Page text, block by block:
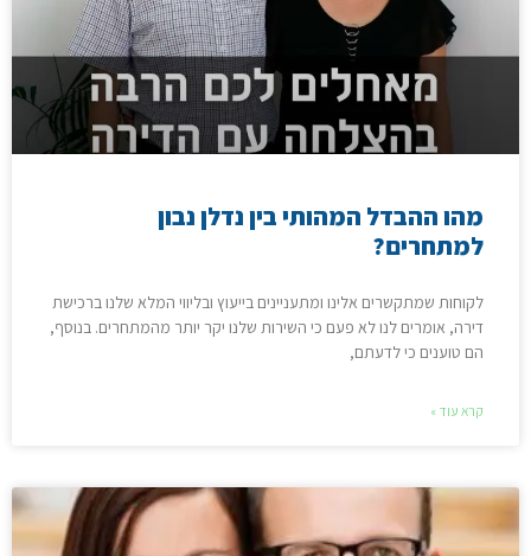
מהו ההבדל המהותי בין נדלן נבון
למתחרים?
לקוחות שמתקשרים אלינו ומתעניינים בייעוץ ובליווי המלא שלנו ברכישת
דירה, אומרים לנו לא פעם כי השירות שלנו יקר יותר מהמתחרים. בנוסף,
הם טוענים כי לדעתם,
קרא עוד »